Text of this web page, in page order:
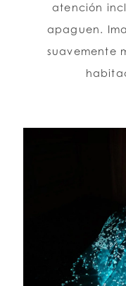
atención
apaguen.
suavemente